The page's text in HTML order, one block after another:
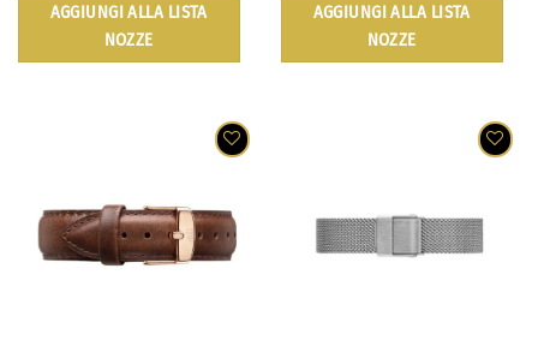
AGGIUNGI ALLA LISTA
NOZZE
AGGIUNGI ALLA LISTA
NOZZE